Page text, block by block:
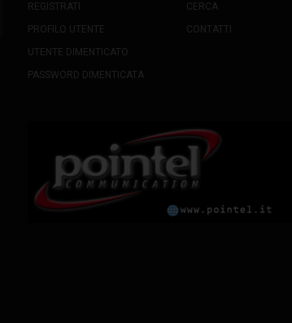
REGISTRATI
PROFILO UTENTE
UTENTE DIMENTICATO
PASSWORD DIMENTICATA
CERCA
CONTATTI